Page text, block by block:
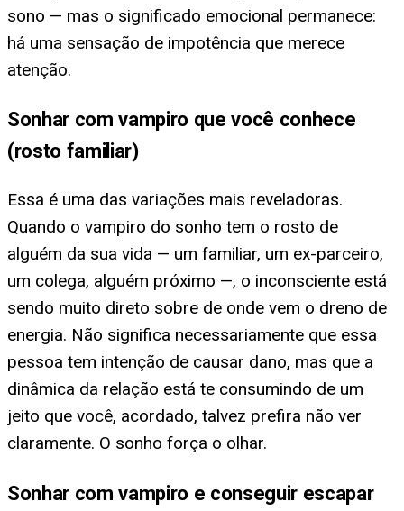
sono — mas o significado emocional permanece:
há uma sensação de impotência que merece
atenção.
Sonhar com vampiro que você conhece
(rosto familiar)
Essa é uma das variações mais reveladoras.
Quando o vampiro do sonho tem o rosto de
alguém da sua vida — um familiar, um ex-parceiro,
um colega, alguém próximo —, o inconsciente está
sendo muito direto sobre de onde vem o dreno de
energia. Não significa necessariamente que essa
pessoa tem intenção de causar dano, mas que a
dinâmica da relação está te consumindo de um
jeito que você, acordado, talvez prefira não ver
claramente. O sonho força o olhar.
Sonhar com vampiro e conseguir escapar